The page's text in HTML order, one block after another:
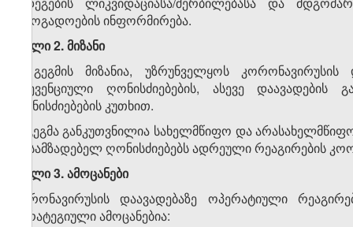
საზოგადოების ინფორმირება.
მუხლი 2. მიზანი
1. გეგმის მიზანია, უზრუნველყოს
პრევენციული ღონისძიებების, ასევე დაავადების
ღონისძიებების კუთხით.
2. გეგმა განკუთვნილია სახელმწიფო და
მოსამზადებელ ღონისძიებებს ადრეული რეაგირების
მუხლი 3. ამოცანები
კორონავირუსის დაავადებაზე ოპერატიული
სტრატეგიული ამოცანებია: